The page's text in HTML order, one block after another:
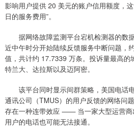
影响用户提供 20 美元的账户信用额度，
日的服务费用”。
据网络故障监测平台宕机检测器的数
近中午时分开始陆续反馈服务中断问题，
值，共计约 17.7339 万条。投诉量最高的
特兰大、达拉斯以及迈阿密。
该平台同时显示间群策略，美国电话
通讯公司（TMUS）的用户反馈的网络问
存在一种连带效应 —— 当一家大型运营商
用户的电话也可能无法接通。